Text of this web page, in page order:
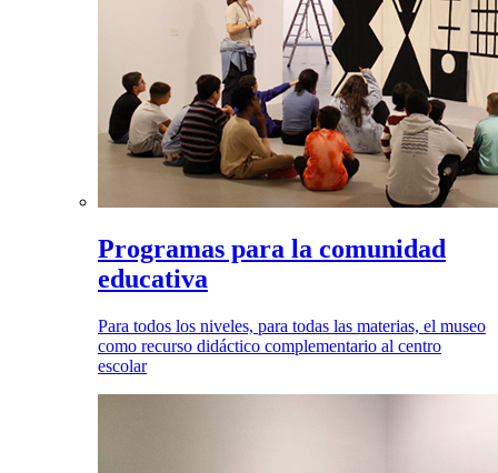
Programas para la comunidad
educativa
Para todos los niveles, para todas las materias, el museo
como recurso didáctico complementario al centro
escolar